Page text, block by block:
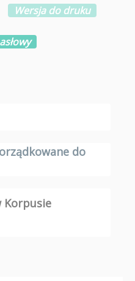
Wersja do druku
do
Korpusie